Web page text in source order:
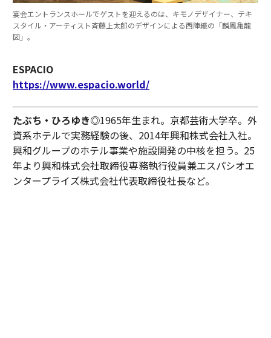
宴会エントランスホールでゲストを迎えるのは、キモノデザイナー、テキ
スタイル・アーティスト斉藤上太郎のデザインによる西陣織の「麟鳳亀龍
図」。
ESPACIO
https://www.espacio.world/
たぶち・ひろゆき◎1965年生まれ。京都芸術大学卒。外
資系ホテルで実務経験の後、2014年興和株式会社入社。
興和グループのホテル事業や施設開発の中核を担う。25
年より興和株式会社取締役専務執行役員兼エスパシオエ
ンタープライズ株式会社代表取締役社長など。